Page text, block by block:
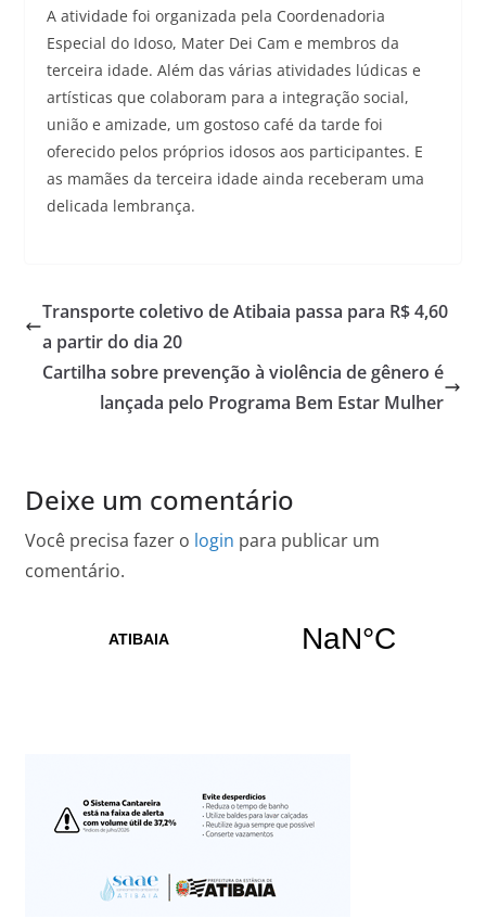
A atividade foi organizada pela Coordenadoria
Especial do Idoso, Mater Dei Cam e membros da
terceira idade. Além das várias atividades lúdicas e
artísticas que colaboram para a integração social,
união e amizade, um gostoso café da tarde foi
oferecido pelos próprios idosos aos participantes. E
as mamães da terceira idade ainda receberam uma
delicada lembrança.
Transporte coletivo de Atibaia passa para R$ 4,60
a partir do dia 20
Cartilha sobre prevenção à violência de gênero é
lançada pelo Programa Bem Estar Mulher
Deixe um comentário
Você precisa fazer o login para publicar um
comentário.